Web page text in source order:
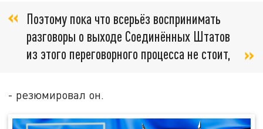
Поэтому пока что всерьёз воспринимать
разговоры о выходе Соединённых Штатов
из этого переговорного процесса не стоит,
- резюмировал он.